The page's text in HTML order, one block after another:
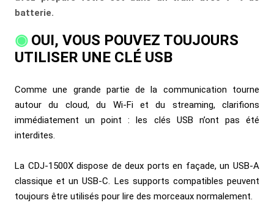
batterie.
OUI, VOUS POUVEZ TOUJOURS
UTILISER UNE CLÉ USB
Comme une grande partie de la communication tourne
autour du cloud, du Wi-Fi et du streaming, clarifions
immédiatement un point : les clés USB n’ont pas été
interdites.
La CDJ-1500X dispose de deux ports en façade, un USB-A
classique et un USB-C. Les supports compatibles peuvent
toujours être utilisés pour lire des morceaux normalement.